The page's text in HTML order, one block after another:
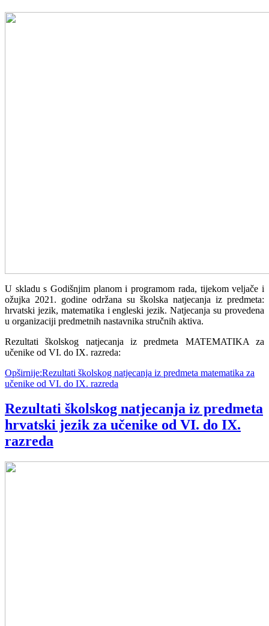
U skladu s Godišnjim planom i programom rada, tijekom veljače i
ožujka 2021. godine održana su školska natjecanja iz predmeta:
hrvatski jezik, matematika i engleski jezik. Natjecanja su provedena
u organizaciji predmetnih nastavnika stručnih aktiva.
Rezultati školskog natjecanja iz predmeta MATEMATIKA za
učenike od VI. do IX. razreda:
Opširnije:Rezultati školskog natjecanja iz predmeta matematika za
učenike od VI. do IX. razreda
Rezultati školskog natjecanja iz predmeta
hrvatski jezik za učenike od VI. do IX.
razreda